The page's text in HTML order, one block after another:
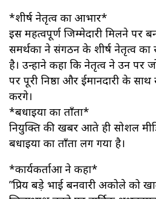
*​शीर्ष नेतृत्व का आभार*
​इस महत्वपूर्ण जिम्मेदारी मिलने पर
समर्थकों ने संगठन के शीर्ष नेतृत्व
है। उन्होंने कहा कि नेतृत्व ने उन पर
पर पूरी निष्ठा और ईमानदारी के
करेंगे।
*​बधाइयों का ताँता*
​नियुक्ति की खबर आते ही सोशल
बधाइयों का ताँता लग गया है।
*कार्यकर्ताओं ने कहा*
​”प्रिय बड़े भाई बनवारी अकोले को